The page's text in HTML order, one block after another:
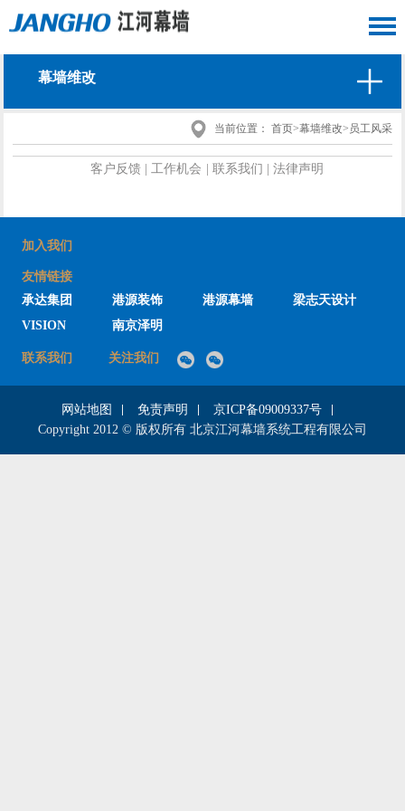
幕墙维改
当前位置： 首页>幕墙维改> 员工风采
客户反馈 工作机会 联系我们 法律声明
加入我们
友情链接
承达集团
港源装饰 港源幕墙
梁志天设计
VISION
南京泽明
联系我们 关注我们
网站地图 免责声明
京ICP备09009337号
Copyright 2012 © 版权所有 北京江河幕墙系统工程有限公司